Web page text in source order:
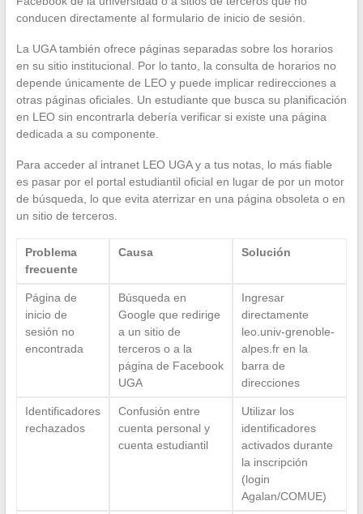
conducen directamente al formulario de inicio de sesión.
La UGA también ofrece páginas separadas sobre los horarios
en su sitio institucional. Por lo tanto, la consulta de horarios no
depende únicamente de LEO y puede implicar redirecciones a
otras páginas oficiales. Un estudiante que busca su planificación
en LEO sin encontrarla debería verificar si existe una página
dedicada a su componente.
Para acceder al intranet LEO UGA y a tus notas, lo más fiable
es pasar por el portal estudiantil oficial en lugar de por un motor
de búsqueda, lo que evita aterrizar en una página obsoleta o en
un sitio de terceros.
Problema
frecuente
Causa Solución
Página de
inicio de
sesión no
encontrada
Búsqueda en
Google que redirige
a un sitio de
terceros o a la
página de Facebook
UGA
Ingresar
directamente
leo.univ-grenoble-
alpes.fr en la
barra de
direcciones
Identificadores
rechazados
Confusión entre
cuenta personal y
cuenta estudiantil
Utilizar los
identificadores
activados durante
la inscripción
(login
Agalan/COMUE)